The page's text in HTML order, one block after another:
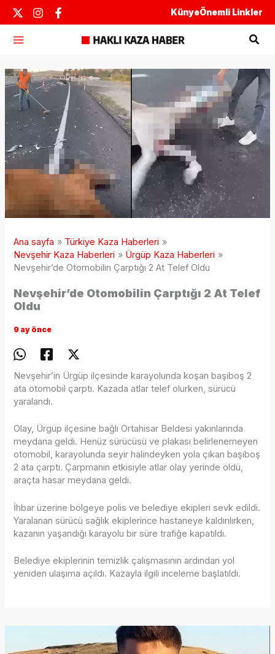
İçeriğe
atla
KünyeÖnemli Linkler
Ana sayfa
Türkiye Kaza Haberleri
Nevşehir Kaza Haberleri
Ürgüp Kaza Haberleri
Nevşehir’de Otomobilin Çarptığı 2 At Telef Oldu
Nevşehir’de Otomobilin Çarptığı 2 At Telef
Oldu
9 ay önce
Nevşehir’in Ürgüp ilçesinde karayolunda koşan başıboş 2
ata otomobil çarptı. Kazada atlar telef olurken, sürücü
yaralandı.
Olay, Ürgüp ilçesine bağlı Ortahisar Beldesi yakınlarında
meydana geldi. Henüz sürücüsü ve plakası belirlenemeyen
otomobil, karayolunda seyir halindeyken yola çıkan başıboş
2 ata çarptı. Çarpmanın etkisiyle atlar olay yerinde öldü,
araçta hasar meydana geldi.
İhbar üzerine bölgeye polis ve belediye ekipleri sevk edildi.
Yaralanan sürücü sağlık ekiplerince hastaneye kaldırılırken,
kazanın yaşandığı karayolu bir süre trafiğe kapatıldı.
Belediye ekiplerinin temizlik çalışmasının ardından yol
yeniden ulaşıma açıldı. Kazayla ilgili inceleme başlatıldı.